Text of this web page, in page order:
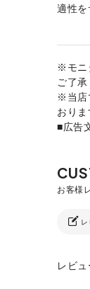
適性を
※モニ
ご了承
※当店
おりま
■広告
レ
レビュ